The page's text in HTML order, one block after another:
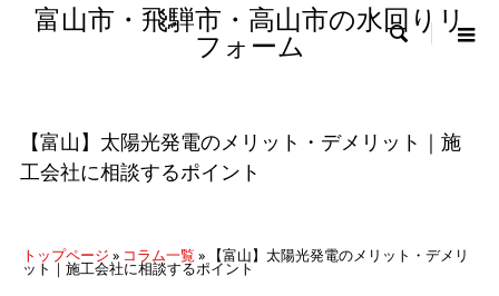
富山市・飛騨市・高山市の水回りリ
フォーム

【富山】太陽光発電のメリット・デメリット｜施
工会社に相談するポイント
トップページ » コラム一覧 » 【富山】太陽光発電のメリット・デメリ
ット｜施工会社に相談するポイント